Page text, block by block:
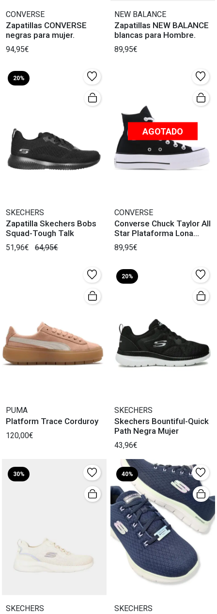
CONVERSE
Zapatillas CONVERSE
negras para mujer.
94,95€
NEW BALANCE
Zapatillas NEW BALANCE
blancas para Hombre.
89,95€
20%
SKECHERS
Zapatilla Skechers Bobs
Squad-Tough Talk
51,96€ 64,95€
AGOTADO
CONVERSE
Converse Chuck Taylor All
Star Plataforma Lona
Negra
89,95€
PUMA
Platform Trace Corduroy
120,00€
20%
SKECHERS
Skechers Bountiful-Quick
Path Negra Mujer
43,96€
30%
SKECHERS
40%
SKECHERS